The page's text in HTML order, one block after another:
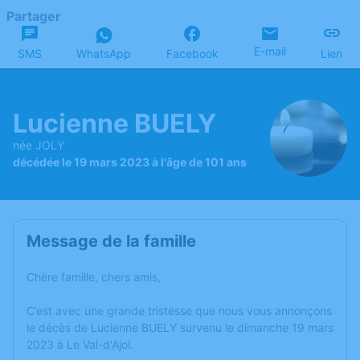
Partager
SMS WhatsApp Facebook E-mail Lien
Lucienne BUELY
née JOLY
décédée le 19 mars 2023 à l'âge de 101 ans
Message de la famille
Chère famille, chers amis,
C’est avec une grande tristesse que nous vous annonçons
le décès de Lucienne BUELY survenu le dimanche 19 mars
2023 à Le Val-d'Ajol.